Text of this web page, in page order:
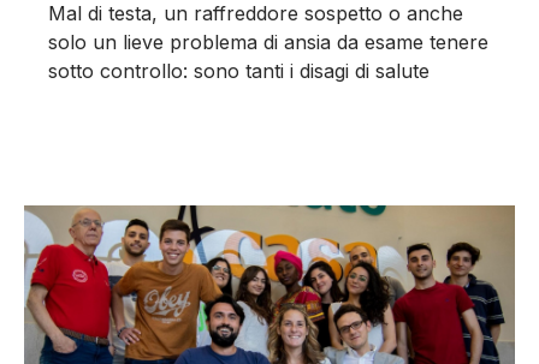
Mal di testa, un raffreddore sospetto o anche
solo un lieve problema di ansia da esame tenere
sotto controllo: sono tanti i disagi di salute